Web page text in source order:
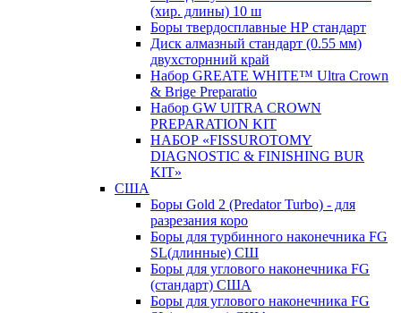
(хир. длины) 10 ш
Боры твердосплавные НР стандарт
Диск алмазный стандарт (0.55 мм)
двухсторнний край
Набор GREATE WHITE™ Ultra Crown
& Brige Preparatio
Набор GW UlTRA CROWN
PREPARATION KIT
НАБОР «FISSUROTOMY
DIAGNOSTIC & FINISHING BUR
KIT»
США
Боры Gold 2 (Predator Turbo) - для
разрезания коро
Боры для турбинного наконечника FG
SL(длинные) CШ
Боры для углового наконечника FG
(стандарт) США
Боры для углового наконечника FG